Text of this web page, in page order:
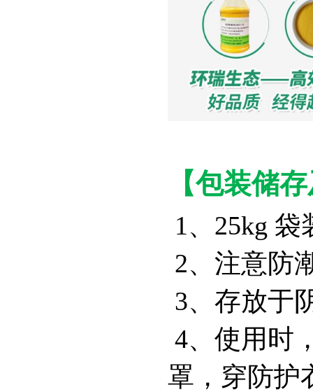
【包装储
1、25kg
2、注意防
3、存放于
4、使用时
罩，穿防护